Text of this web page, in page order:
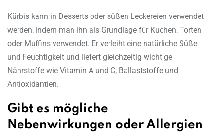
Kürbis kann in Desserts oder süßen Leckereien verwendet
werden, indem man ihn als Grundlage für Kuchen, Torten
oder Muffins verwendet. Er verleiht eine natürliche Süße
und Feuchtigkeit und liefert gleichzeitig wichtige
Nährstoffe wie Vitamin A und C, Ballaststoffe und
Antioxidantien.
Gibt es mögliche
Nebenwirkungen oder Allergien